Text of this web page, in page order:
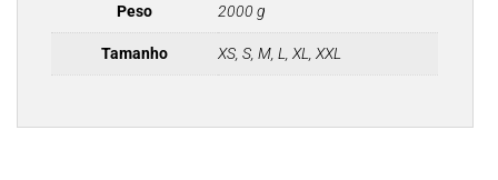
Peso 2000 g
Tamanho XS, S, M, L, XL, XXL